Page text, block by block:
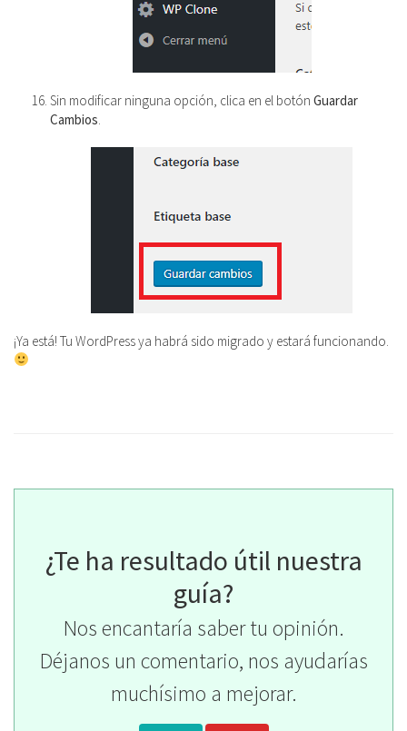
Sin modificar ninguna opción, clica en el botón Guardar
Cambios.
¡Ya está! Tu WordPress ya habrá sido migrado y estará funcionando.
¿Te ha resultado útil nuestra
guía?
Nos encantaría saber tu opinión.
Déjanos un comentario, nos ayudarías
muchísimo a mejorar.